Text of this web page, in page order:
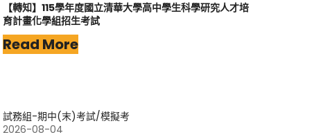
【轉知】115學年度國立清華大學高中學生科學研究人才培
育計畫化學組招生考試
Read More
試務組-期中(末)考試/模擬考
2026-08-04